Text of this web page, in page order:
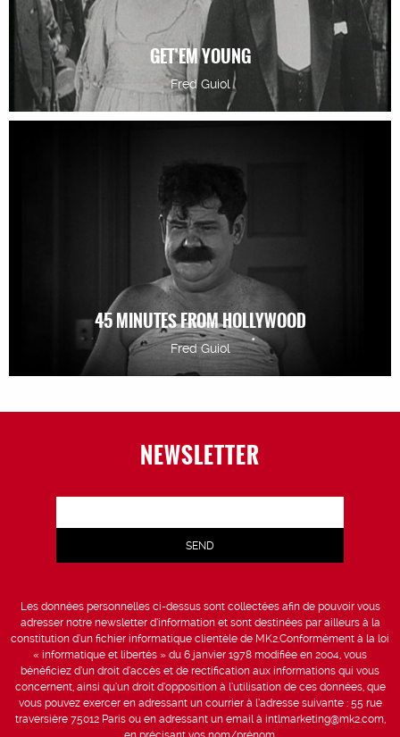
GET’EM YOUNG
Fred Guiol
45 MINUTES FROM HOLLYWOOD
Fred Guiol
NEWSLETTER
Les données personnelles ci-dessus sont collectées afin de pouvoir vous
adresser notre newsletter d’information et sont destinées par ailleurs à la
constitution d’un fichier informatique clientèle de MK2.Conformément à la loi
« informatique et libertés » du 6 janvier 1978 modifiée en 2004, vous
bénéficiez d’un droit d’accès et de rectification aux informations qui vous
concernent, ainsi qu’un droit d’opposition à l’utilisation de ces données, que
vous pouvez exercer en adressant un courrier à l’adresse suivante : 55 rue
traversière 75012 Paris ou en adressant un email à intlmarketing@mk2.com,